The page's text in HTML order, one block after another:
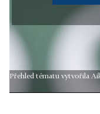
Přehled tématu vytvořila